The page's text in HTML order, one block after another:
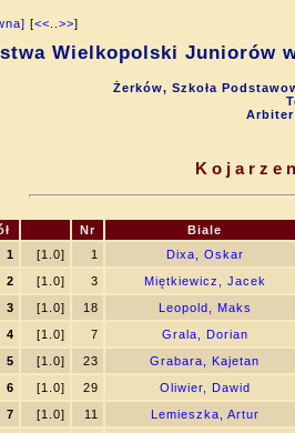
[<< >>]
Wielkopolski Juniorów
Żerków, Szkoła
Nr
Biale
1
[1.0] 1
Dixa, Oskar
2
[1.0] 3
Miętkiewicz, Jacek
3
[1.0] 18
Leopold, Maks
4
[1.0] 7
Grala, Dorian
5
[1.0] 23
Grabara, Kajetan
6
[1.0] 29
Oliwier, Dawid
7
[1.0] 11
Lemieszka, Artur